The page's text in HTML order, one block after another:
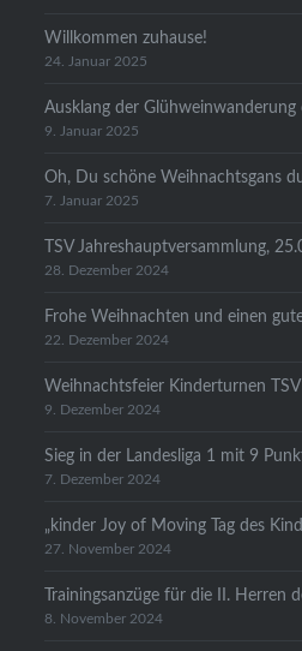
Willkommen zuhause!
24. Januar 2025
Ausklang der
9. Januar 2025
Oh, Du schöne Weihnachtsgans
7. Januar 2025
TSV Jahreshauptversammlung,
28. Dezember 2024
Frohe Weihnachten und einen
22. Dezember 2024
Weihnachtsfeier Kinderturnen
9. Dezember 2024
Sieg in der Landesliga 1 mit 9
7. Dezember 2024
„kinder Joy of Moving Tag des
27. November 2024
Trainingsanzüge für die II. Herren
8. November 2024